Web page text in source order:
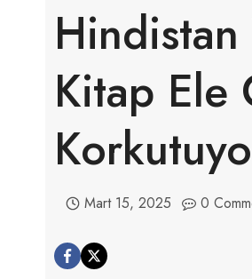
Kitap Ele
Mart 15, 2025 0